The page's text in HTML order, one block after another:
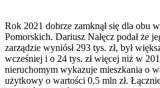
Rok 2021 dobrze zamknął się dla obu
Pomorskich. Dariusz Nałęcz podał że
zarządzie wyniósł 293 tys. zł, był
wcześniej i o 24 tys. zł więcej niż w
nieruchomym wykazuje mieszkania o
użytkowy o wartości 0,5 mln zł.